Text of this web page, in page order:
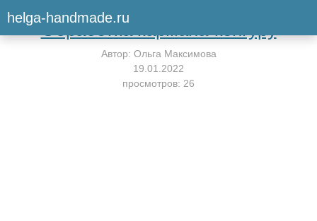
helga-handmade.ruВернуться к мастер-классу
Обработка кармана-кенгуру
Автор: Ольга Максимова
19.01.2022
просмотров: 26